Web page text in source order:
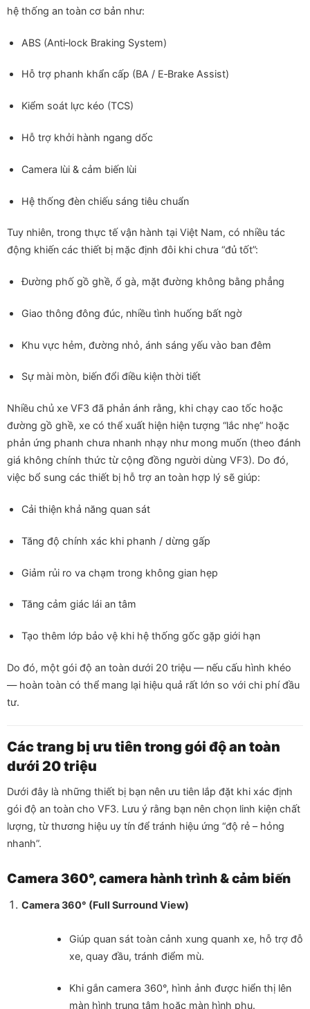
hệ thống an toàn cơ bản như:
ABS (Anti‑lock Braking System)
Hỗ trợ phanh khẩn cấp (BA / E‑Brake Assist)
Kiểm soát lực kéo (TCS)
Hỗ trợ khởi hành ngang dốc
Camera lùi & cảm biến lùi
Hệ thống đèn chiếu sáng tiêu chuẩn
Tuy nhiên, trong thực tế vận hành tại Việt Nam, có nhiều tác
động khiến các thiết bị mặc định đôi khi chưa “đủ tốt”:
Đường phố gồ ghề, ổ gà, mặt đường không bằng phẳng
Giao thông đông đúc, nhiều tình huống bất ngờ
Khu vực hẻm, đường nhỏ, ánh sáng yếu vào ban đêm
Sự mài mòn, biến đổi điều kiện thời tiết
Nhiều chủ xe VF3 đã phản ánh rằng, khi chạy cao tốc hoặc
đường gồ ghề, xe có thể xuất hiện hiện tượng “lắc nhẹ” hoặc
phản ứng phanh chưa nhanh nhạy như mong muốn (theo đánh
giá không chính thức từ cộng đồng người dùng VF3). Do đó,
việc bổ sung các thiết bị hỗ trợ an toàn hợp lý sẽ giúp:
Cải thiện khả năng quan sát
Tăng độ chính xác khi phanh / dừng gấp
Giảm rủi ro va chạm trong không gian hẹp
Tăng cảm giác lái an tâm
Tạo thêm lớp bảo vệ khi hệ thống gốc gặp giới hạn
Do đó, một gói độ an toàn dưới 20 triệu — nếu cấu hình khéo
— hoàn toàn có thể mang lại hiệu quả rất lớn so với chi phí đầu
tư.
Các trang bị ưu tiên trong gói độ an toàn
dưới 20 triệu
Dưới đây là những thiết bị bạn nên ưu tiên lắp đặt khi xác định
gói độ an toàn cho VF3. Lưu ý rằng bạn nên chọn linh kiện chất
lượng, từ thương hiệu uy tín để tránh hiệu ứng “độ rẻ – hỏng
nhanh”.
Camera 360°, camera hành trình & cảm biến
Camera 360° (Full Surround View)
Giúp quan sát toàn cảnh xung quanh xe, hỗ trợ đỗ
xe, quay đầu, tránh điểm mù.
Khi gắn camera 360°, hình ảnh được hiển thị lên
màn hình trung tâm hoặc màn hình phụ.